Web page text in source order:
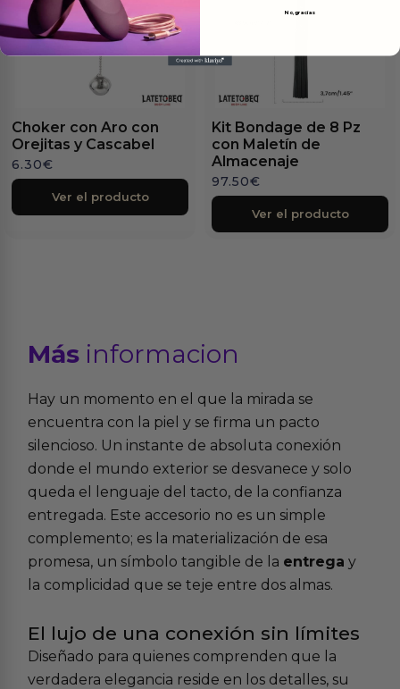
Choker con Aro con
Orejitas y Cascabel
6.30€
Ver el producto
Kit Bondage de 8 Pz
con Maletín de
Almacenaje
97.50€
Ver el producto
Más informacion
Hay un momento en el que la mirada se
encuentra con la piel y se firma un pacto
silencioso. Un instante de absoluta conexión
donde el mundo exterior se desvanece y solo
queda el lenguaje del tacto, de la confianza
entregada. Este accesorio no es un simple
complemento; es la materialización de esa
promesa, un símbolo tangible de la entrega y
la complicidad que se teje entre dos almas.
El lujo de una conexión sin límites
Diseñado para quienes comprenden que la
verdadera elegancia reside en los detalles, su
No, gracias